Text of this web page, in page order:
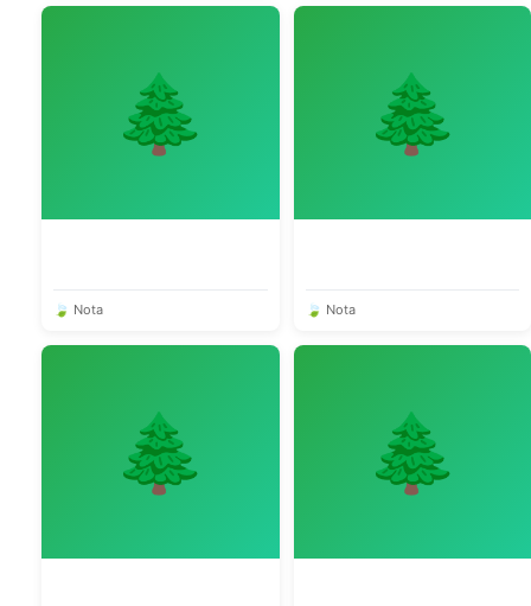
🌲
🍃 Nota
🌲
🍃 Nota
🌲 🌲